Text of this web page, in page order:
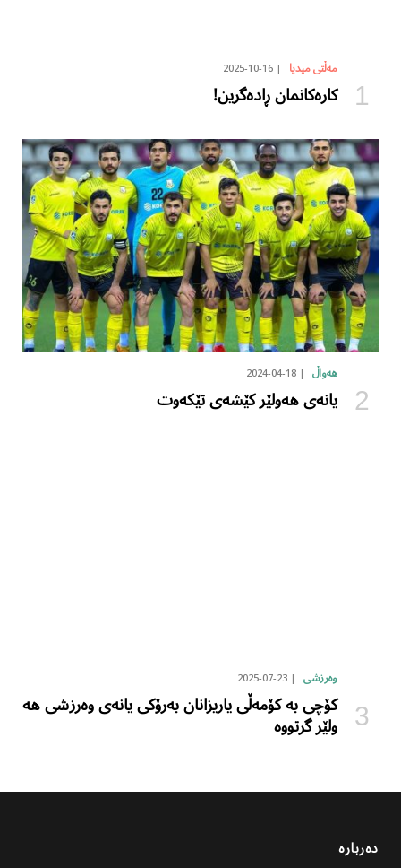
مەڵتی میدیا 2025-10-16
کارەکانمان ڕادەگرین!
هەواڵ 2024-04-18
یانەی هەولێر کێشەی تێکەوت
وەرزشی 2025-07-23
کۆچی بە کۆمەڵی یاریزانان بەرۆکی یانەی وەرزشی هە
ولێر گرتووە
دەربارە